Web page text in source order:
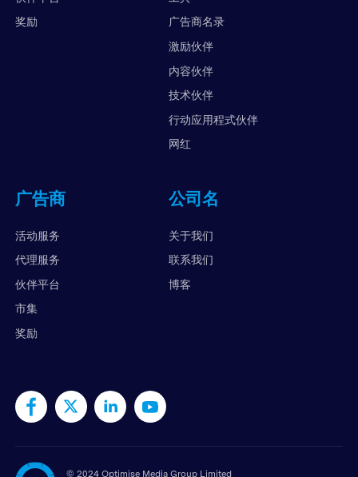
奖励
广告商名录
激励伙伴
内容伙伴
技术伙伴
行动应用程式伙伴
网红
广告商
活动服务
代理服务
伙伴平台
市集
奖励
公司名
关于我们
联系我们
博客
© 2024 Optimise Media Group Limited